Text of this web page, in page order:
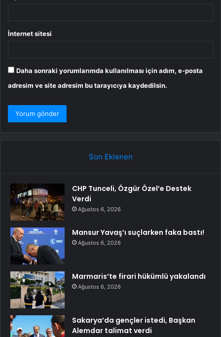
İnternet sitesi
Daha sonraki yorumlarımda kullanılması için adım, e-posta
adresim ve site adresim bu tarayıcıya kaydedilsin.
Son Eklenen
CHP Tunceli, Özgür Özel’e Destek
Verdi
Ağustos 6, 2026
Mansur Yavaş’ı suçlarken faka bastı!
Ağustos 6, 2026
Marmaris’te firari hükümlü yakalandı
Ağustos 6, 2026
Sakarya’da gençler istedi, Başkan
Alemdar talimat verdi